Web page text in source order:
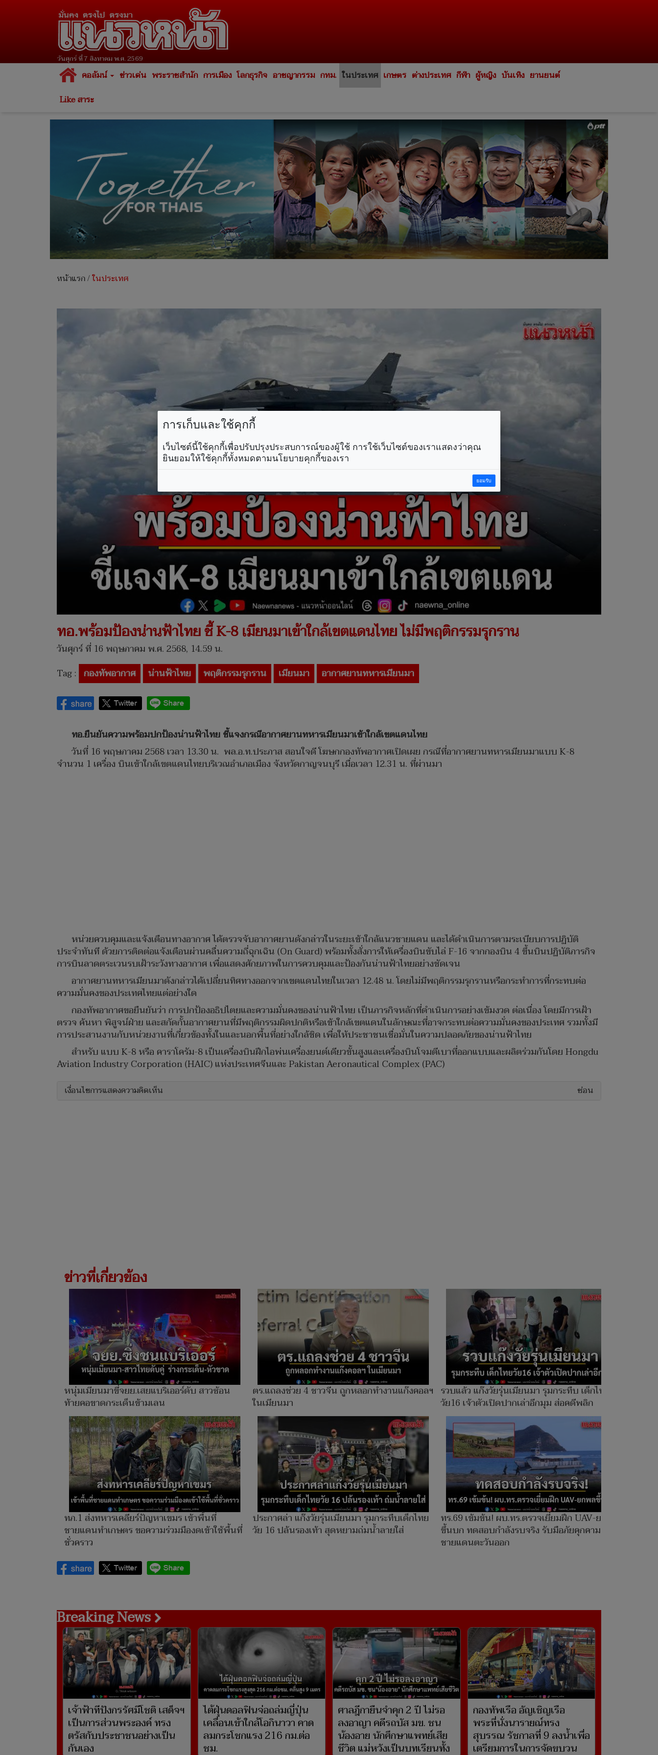
วันศุกร์ ที่ 7 สิงหาคม พ.ศ. 2569
คอลัมน์ ข่าวเด่น พระราชสำนัก การเมือง โลกธุรกิจ อาชญากรรม กทม. ในประเทศ เกษตร ต่างประเทศ กีฬา ผู้หญิง บันเทิง ยานยนต์
Like สาระ
หน้าแรก/ในประเทศ
ทอ.พร้อมป้องน่านฟ้าไทย ชี้ K-8 เมียนมาเข้าใกล้เขตแดนไทย ไม่มีพฤติกรรมรุกราน
วันศุกร์ ที่ 16 พฤษภาคม พ.ศ. 2568, 14.59 น.
Tag : กองทัพอากาศ น่านฟ้าไทย พฤติกรรมรุกราน เมียนมา อากาศยานทหารเมียนมา
ทอ.ยืนยันความพร้อมปกป้องน่านฟ้าไทย ชี้แจงกรณีอากาศยานทหารเมียนมาเข้าใกล้เขตแดนไทย
วันที่ 16 พฤษภาคม 2568 เวลา 13.30 น. พล.อ.ท.ประภาส สอนใจดี โฆษกกองทัพอากาศเปิดเผย กรณีที่อากาศยานทหารเมียนมาแบบ K-8
จำนวน 1 เครื่อง บินเข้าใกล้เขตแดนไทยบริเวณอำเภอเมือง จังหวัดกาญจนบุรี เมื่อเวลา 12.31 น. ที่ผ่านมา
หน่วยควบคุมและแจ้งเตือนทางอากาศ ได้ตรวจจับอากาศยานดังกล่าวในระยะเข้าใกล้แนวชายแดน และได้ดำเนินการตามระเบียบการปฏิบัติ
ประจำทันที ด้วยการติดต่อแจ้งเตือนผ่านคลื่นความถี่ฉุกเฉิน (On Guard) พร้อมทั้งสั่งการให้เครื่องบินขับไล่ F-16 จากกองบิน 4 ขึ้นบินปฏิบัติภารกิจ
การบินลาดตระเวนรบเฝ้าระวังทางอากาศ เพื่อแสดงศักยภาพในการควบคุมและป้องกันน่านฟ้าไทยอย่างชัดเจน
อากาศยานทหารเมียนมาดังกล่าวได้เปลี่ยนทิศทางออกจากเขตแดนไทยในเวลา 12.48 น. โดยไม่มีพฤติกรรมรุกรานหรือกระทำการที่กระทบต่อ
ความมั่นคงของประเทศไทยแต่อย่างใด
กองทัพอากาศขอยืนยันว่า การปกป้องอธิปไตยและความมั่นคงของน่านฟ้าไทย เป็นภารกิจหลักที่ดำเนินการอย่างเข้มงวด ต่อเนื่อง โดยมีการเฝ้า
ตรวจ ค้นหา พิสูจน์ฝ่าย และสกัดกั้นอากาศยานที่มีพฤติกรรมผิดปกติหรือเข้าใกล้เขตแดนในลักษณะที่อาจกระทบต่อความมั่นคงของประเทศ รวมทั้งมี
การประสานงานกับหน่วยงานที่เกี่ยวข้องทั้งในและนอกพื้นที่อย่างใกล้ชิด เพื่อให้ประชาชนเชื่อมั่นในความปลอดภัยของน่านฟ้าไทย
สำหรับ แบบ K-8 หรือ คาราโครัม-8 เป็นเครื่องบินฝึกไอพ่นเครื่องยนต์เดียวขั้นสูงและเครื่องบินโจมตีเบาที่ออกแบบและผลิตร่วมกันโดย Hongdu
Aviation Industry Corporation (HAIC) แห่งประเทศจีนและ Pakistan Aeronautical Complex (PAC)
เงื่อนไขการแสดงความคิดเห็น ซ่อน
ข่าวที่เกี่ยวข้อง
หนุ่มเมียนมาขี่จยย.เสยแบริเออร์ดับ สาวซ้อน
ท้ายคอขาดกระเด็นข้ามเลน
ตร.แถลงช่วย 4 ชาวจีน ถูกหลอกทำงานแก๊งคอลฯ
ในเมียนมา
รวบแล้ว แก๊งวัยรุ่นเมียนมา รุมกระทืบ เด็กไทย
วัย16 เจ้าตัวเปิดปากเล่าอีกมุม ส่อคดีพลิก
ทภ.1 ส่งทหารเคลียร์ปัญหาเขมร เข้าพื้นที่
ชายแดนทำเกษตร ขอความร่วมมืองดเข้าใช้พื้นที่
ชั่วคราว
ประกาศล่า แก๊งวัยรุ่นเมียนมา รุมกระทืบเด็กไทย
วัย 16 ปล้นรองเท้า สุดหยามถ่มน้ำลายใส่
ทร.69 เข้มข้น! ผบ.ทร.ตรวจเยี่ยมฝึก UAV-ยกพล
ขึ้นบก ทดสอบกำลังรบจริง รับมือภัยคุกคาม
ชายแดนตะวันออก
Breaking News
เจ้าฟ้าทีปังกรรัศมีโชติ เสด็จฯ
เป็นการส่วนพระองค์ ทรง
ตรัสกับประชาชนอย่างเป็น
กันเอง
ไต้ฝุ่นดอลฟินจ่อถล่มญี่ปุ่น
เคลื่อนเข้าใกล้โอกินาวา คาด
ลมกระโชกแรง 216 กม.ต่อ
ชม.
ศาลฎีกายืนจำคุก 2 ปี ไม่รอ
ลงอาญา คดีรถบัส มข. ชน
น้องอาย นักศึกษาแพทย์เสีย
ชีวิต แม่หวังเป็นบทเรียนทั้ง
กองทัพเรือ อัญเชิญเรือ
พระที่นั่งนารายณ์ทรง
สุบรรณ รัชกาลที่ 9 ลงน้ำเพื่อ
เตรียมการในการจัดขบวน
การเก็บและใช้คุกกี้
เว็บไซต์นี้ใช้คุกกี้เพื่อปรับปรุงประสบการณ์ของผู้ใช้ การใช้เว็บไซต์ของเราแสดงว่าคุณ
ยินยอมให้ใช้คุกกี้ทั้งหมดตามนโยบายคุกกี้ของเรา
ยอมรับ